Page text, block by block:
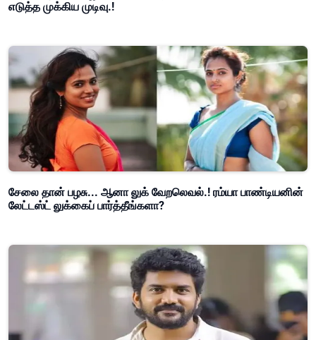
எடுத்த முக்கிய முடிவு.!
சேலை தான் பழசு... ஆனா லுக் வேறலெவல்.! ரம்யா பாண்டியனின்
லேட்டஸ்ட் லுக்கைப் பார்த்தீங்களா?